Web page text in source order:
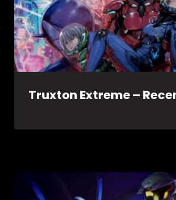
Truxton Extreme –